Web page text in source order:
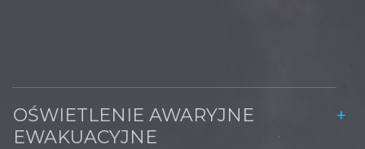
OŚWIETLENIE AWARYJNE
EWAKUACYJNE